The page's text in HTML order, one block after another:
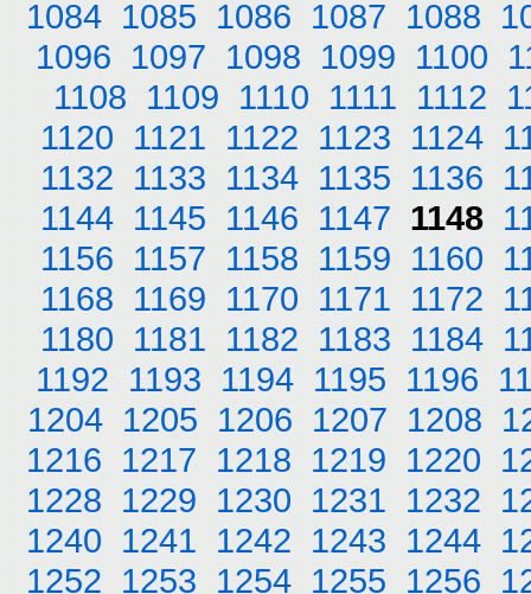
1084 1085 1086 1087 1088
1096 1097 1098 1099 1100
1108 1109 1110 1111 1112
1120 1121 1122 1123 1124
1132 1133 1134 1135 1136
1144 1145 1146 1147 1148
1156 1157 1158 1159 1160
1168 1169 1170 1171 1172
1180 1181 1182 1183 1184
1192 1193 1194 1195 1196
1204 1205 1206 1207 1208
1216 1217 1218 1219 1220
1228 1229 1230 1231 1232
1240 1241 1242 1243 1244
1252 1253 1254 1255 1256